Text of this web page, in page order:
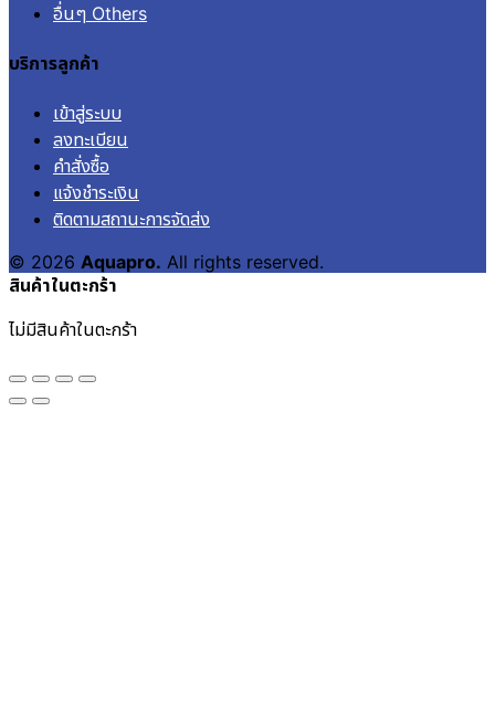
อื่นๆ Others
บริการลูกค้า
เข้าสู่ระบบ
ลงทะเบียน
คำสั่งซื้อ
แจ้งชำระเงิน
ติดตามสถานะการจัดส่ง
© 2026 Aquapro. All rights reserved.
สินค้าในตะกร้า
ไม่มีสินค้าในตะกร้า